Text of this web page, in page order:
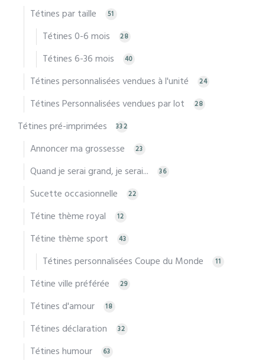
Tétines par taille 51
Tétines 0-6 mois 28
Tétines 6-36 mois 40
Tétines personnalisées vendues à l'unité 24
Tétines Personnalisées vendues par lot 28
Tétines pré-imprimées 332
Annoncer ma grossesse 23
Quand je serai grand, je serai... 36
Sucette occasionnelle 22
Tétine thème royal 12
Tétine thème sport 43
Tétines personnalisées Coupe du Monde 11
Tétine ville préférée 29
Tétines d'amour 18
Tétines déclaration 32
Tétines humour 63